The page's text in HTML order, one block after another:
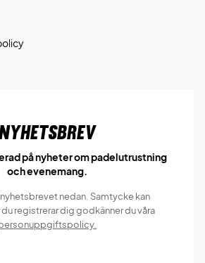
på nyheter om padelutrustning
och evenemang.
nedan. Samtycke kan
registrerar dig godkänner du våra